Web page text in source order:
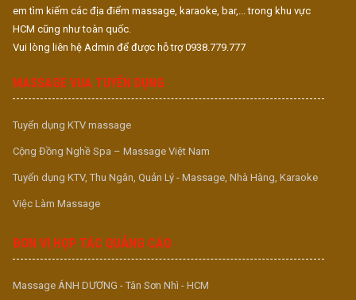
em tìm kiếm các địa điểm massage, karaoke, bar,... trong khu vực
HCM cũng như toàn quốc.
Vui lòng liên hệ Admin để được hỗ trợ 0938.779.777
MASSAGE VUA TUYỂN DỤNG
Tuyển dụng KTV massage
Cộng Đồng Nghề Spa – Massage Việt Nam
Tuyển dụng KTV, Thu Ngân, Quản Lý - Massage, Nhà Hàng, Karaoke
Việc Làm Massage
ĐƠN VỊ HỢP TÁC QUẢNG CÁO
Massage ÁNH DƯƠNG - Tân Sơn Nhì - HCM